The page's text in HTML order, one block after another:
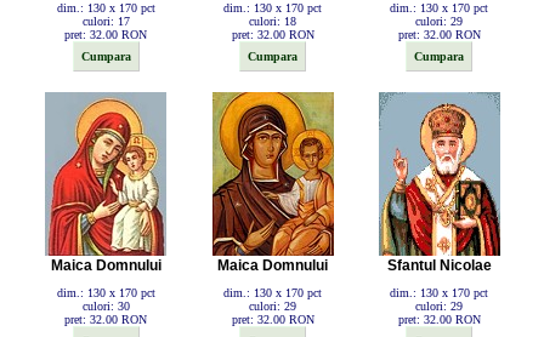
dim.: 130 x 170 pct
culori: 17
pret: 32.00 RON
dim.: 130 x 170 pct
culori: 18
pret: 32.00 RON
dim.: 130 x 170 pct
culori: 29
pret: 32.00 RON
Maica Domnului
dim.: 130 x 170 pct
culori: 30
pret: 32.00 RON
Maica Domnului
dim.: 130 x 170 pct
culori: 29
pret: 32.00 RON
Sfantul Nicolae
dim.: 130 x 170 pct
culori: 29
pret: 32.00 RON